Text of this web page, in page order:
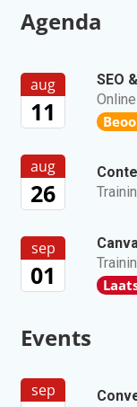
Agenda
aug
11
SEO
aug
26
sep
01
Events
sep